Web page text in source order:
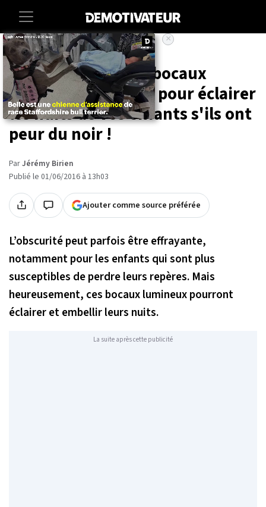
Accueil Maison
DIY : fabriquez des bocaux
lumineux superbes pour éclairer
les nuits de vos enfants s'ils ont
peur du noir !
ParJérémy Birien
Publié le 01/06/2016 à 13h03
Ajouter comme source préférée
L’obscurité peut parfois être effrayante,
notamment pour les enfants qui sont plus
susceptibles de perdre leurs repères. Mais
heureusement, ces bocaux lumineux pourront
éclairer et embellir leurs nuits.
La suite après cette publicité
×